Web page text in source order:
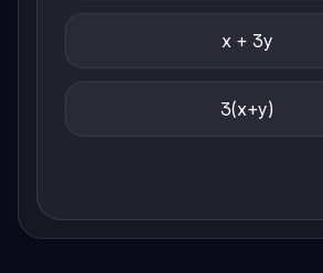
x + 3y
3(x+y)